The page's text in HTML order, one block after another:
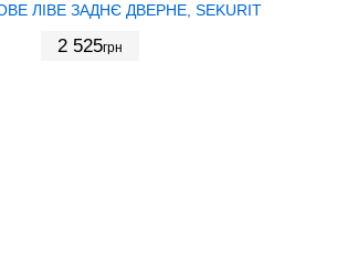
ЛІВЕ ЗАДНЄ ДВЕРНЕ, SEKURIT
2 525грн